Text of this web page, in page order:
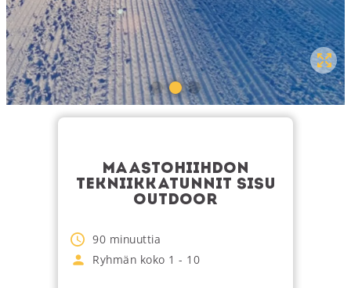
MAASTOHIIHDON
TEKNIIKKATUNNIT SISU
OUTDOOR
90 minuuttia
Ryhmän koko 1 - 10